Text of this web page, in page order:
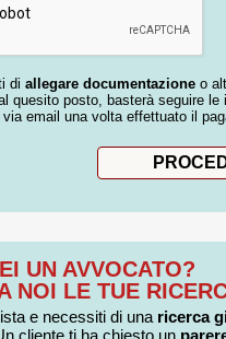
di allegare documentazione o
quesito posto, basterà seguire le
email una volta effettuato il
UN AVVOCATO?
NOI LE TUE
e necessiti di una ricerca
cliente ti ha chiesto un